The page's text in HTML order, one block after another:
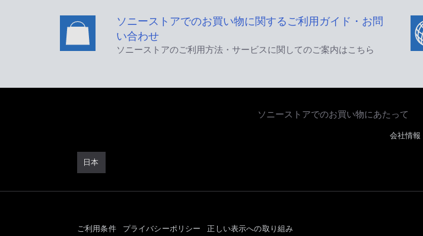
ソニーストアでのお買い物に関するご利用ガイド・お問
い合わせ
ソニーストアのご利用方法・サービスに関してのご案内はこちら
ソニーストアでのお買い物にあたって
日本
会社情報
ご利用条件 プライバシーポリシー 正しい表示への取り組み